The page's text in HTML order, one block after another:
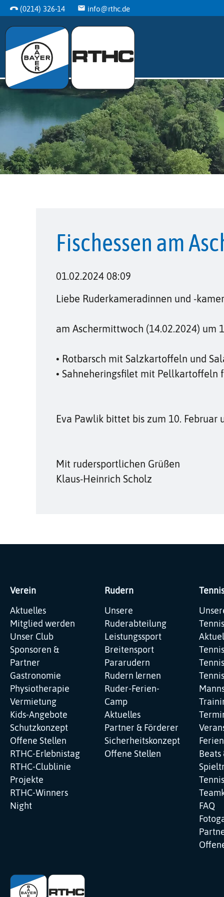
(0214) 326-14 info@rthc.de
Fischessen am
01.02.2024 08:09
Liebe Ruderkameradinnen und -
am Aschermittwoch (14.02.2024) um
• Rotbarsch mit Salzkartoffeln und
• Sahneheringsfilet mit Pellkartoffeln
Eva Pawlik bittet bis zum 10. Februar
Mit rudersportlichen Grüßen
Klaus-Heinrich Scholz
Verein
Navigation
überspringen
Aktuelles
Mitglied werden
Unser Club
Sponsoren &
Partner
Gastronomie
Physiotherapie
Vermietung
Kids-Angebote
Schutzkonzept
Offene Stellen
RTHC-Erlebnistag
RTHC-Clublinie
Projekte
RTHC-Winners
Night
Rudern
Navigation
überspringen
Unsere
Ruderabteilung
Leistungssport
Breitensport
Pararudern
Rudern lernen
Ruder-Ferien-
Camp
Aktuelles
Partner & Förderer
Sicherheitskonzept
Offene Stellen
Tennis
Beats
Tennis
FAQ